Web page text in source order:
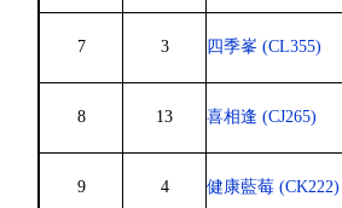
7 3 四季峯 (CL355)
8 13 喜相逢 (CJ265)
9 4 健康藍莓 (CK222)